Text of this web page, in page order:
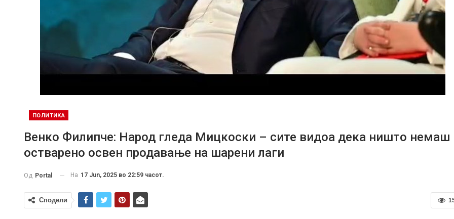
ПОЛИТИКА
Венко Филипче: Народ гледа Мицкоски – сите видоа дека ништо немаш
остварено освен продавање на шарени лаги
Од Portal На 17 Jun, 2025 во 22:59 часот.
Сподели